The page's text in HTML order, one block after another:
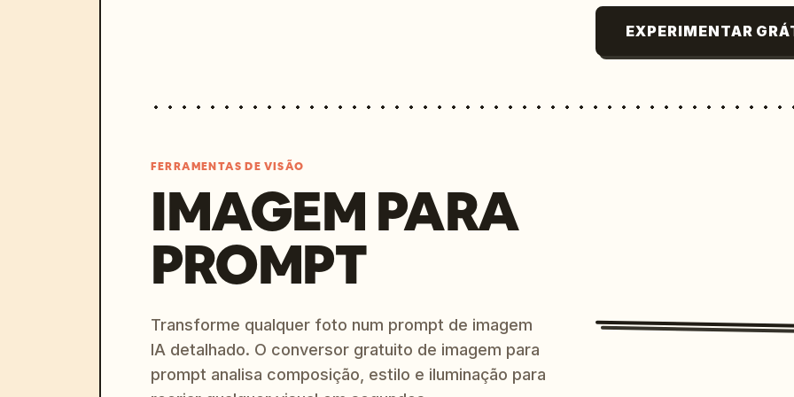
EXPERIMENTAR
FERRAMENTAS DE VISÃO
IMAGEM PARA
PROMPT
Transforme qualquer foto num prompt de imagem
IA detalhado. O conversor gratuito de imagem para
prompt analisa composição, estilo e iluminação para